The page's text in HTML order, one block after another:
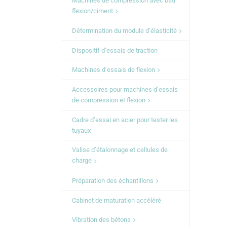
flexion/ciment
Détermination du module d’élasticité
Dispositif d’essais de traction
Machines d’essais de flexion
Accessoires pour machines d’essais
de compression et flexion
Cadre d’essai en acier pour tester les
tuyaux
Valise d’étalonnage et cellules de
charge
Préparation des échantillons
Cabinet de maturation accéléré
Vibration des bétons